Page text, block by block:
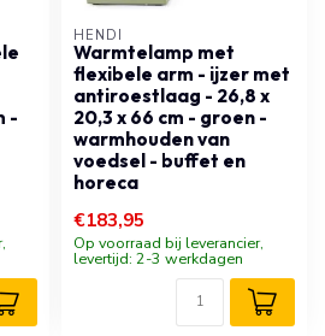
-
HENDI
Warmtelamp met
flexibele arm - ijzer met
antiroestlaag - 26,8 x
20,3 x 66 cm - groen -
warmhouden van
voedsel - buffet en
horeca
€183,95
Op voorraad bij leverancier,
levertijd: 2-3 werkdagen